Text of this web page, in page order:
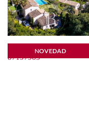
NOVEDAD